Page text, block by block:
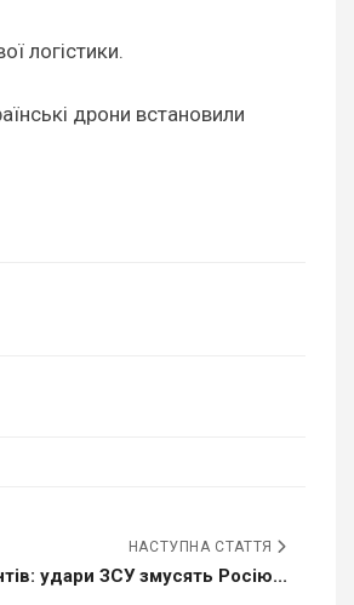
логістики.
дрони встановили
НАСТУПНА СТАТТЯ
удари ЗСУ змусять Росію...